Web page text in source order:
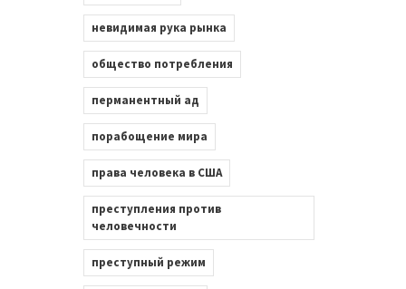
невидимая рука рынка
общество потребления
перманентный ад
порабощение мира
права человека в США
преступления против
человечности
преступный режим